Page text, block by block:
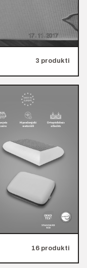
3 produkti
16 produkti